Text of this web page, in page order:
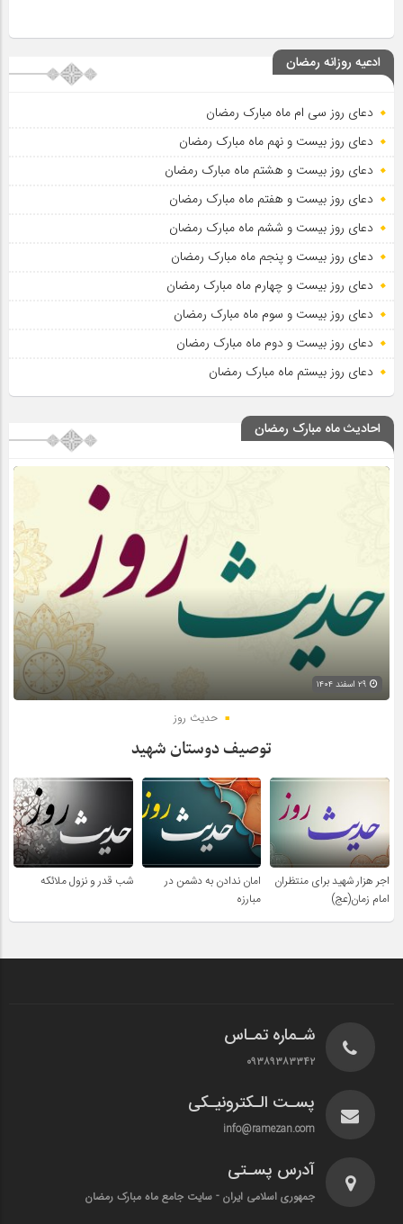
ادعیه روزانه رمضان
دعای روز سی ام ماه مبارک رمضان
دعای روز بیست و نهم ماه مبارک رمضان
دعای روز بیست و هشتم ماه مبارک رمضان
دعای روز بیست و هفتم ماه مبارک رمضان
دعای روز بیست و ششم ماه مبارک رمضان
دعای روز بیست و پنجم ماه مبارک رمضان
دعای روز بیست و چهارم ماه مبارک رمضان
دعای روز بیست و سوم ماه مبارک رمضان
دعای روز بیست و دوم ماه مبارک رمضان
دعای روز بیستم ماه مبارک رمضان
احادیث ماه مبارک رمضان
حدیث روز
توصیف دوستان شهید
اجر هزار شهید برای منتظران
امام زمان(عج)
امان ندادن به دشمن در
مبارزه
شب قدر و نزول ملائکه
شـماره تمـاس
۰۹۳۸۹۳۸۳۳۴۲
پسـت الـکترونیـکی
info@ramezan.com
آدرس پسـتی
جمهوری اسلامی ایران - سایت جامع ماه مبارک رمضان